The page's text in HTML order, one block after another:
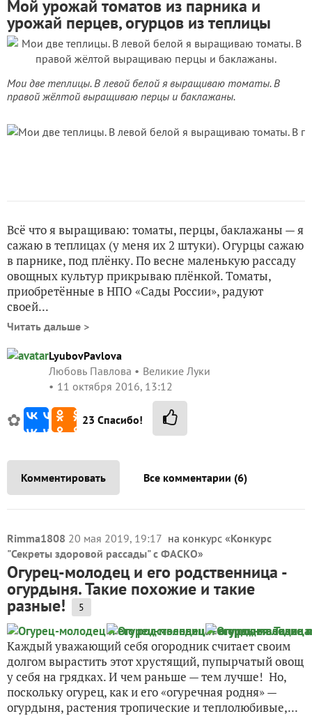
Мой урожай томатов из парника и
урожай перцев, огурцов из теплицы
Мои две теплицы. В левой белой я выращиваю томаты. В
правой жёлтой выращиваю перцы и баклажаны.
Всё что я выращиваю: томаты, перцы, баклажаны — я
сажаю в теплицах (у меня их 2 штуки). Огурцы сажаю
в парнике, под плёнку. По весне маленькую рассаду
овощных культур прикрываю плёнкой. Томаты,
приобретённые в НПО «Сады России», радуют
своей...
Читать дальше >
LyubovPavlova
Любовь Павлова
Великие Луки
11 октября 2016, 13:12
✿ 23 Спасибо!
Комментировать Все комментарии (6)
Rimma1808 20 мая 2019, 19:17 на конкурс «Конкурс
"Секреты здоровой рассады" с ФАСКО»
Огурец-молодец и его родственница -
огурдыня. Такие похожие и такие
разные! 5
Каждый уважающий себя огородник считает своим
долгом вырастить этот хрустящий, пупырчатый овощ
у себя на грядках. И чем раньше — тем лучше! Но,
поскольку огурец, как и его «огуречная родня» —
огурдыня, растения тропические и теплолюбивые,...